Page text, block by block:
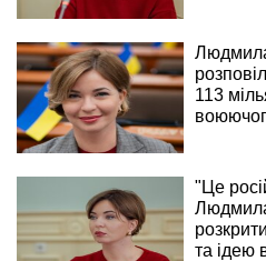
113
"Це
та ідею